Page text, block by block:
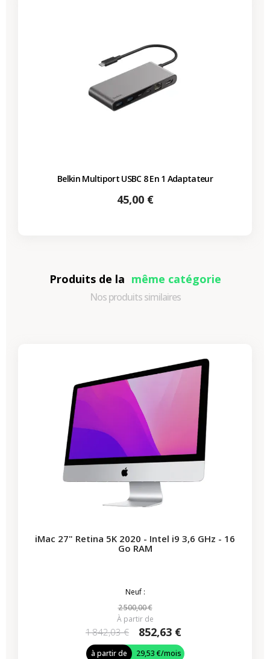
Belkin Multiport USBC 8 En 1 Adaptateur
Prix
45,00 €
Produits de la même catégorie
Nos produits similaires
iMac 27" Retina 5K 2020 - Intel i9 3,6 GHz - 16
Go RAM
Neuf :
2 500,00 €
À partir de
1 842,03 € 852,63 €
à partir de 29,53 €/mois